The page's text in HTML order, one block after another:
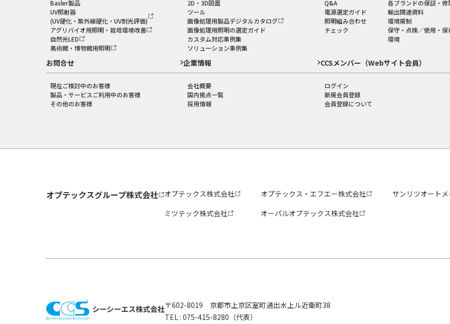
Basler製品
UV照射器
(UV硬化・紫外線硬化・UV耐光評価)
アグリバイオ用照明・栽培環境改善
自然光LED
美術館・博物館用照明
2D・3D図面
ツール
画像処理用製品デジタルカタログ
画像処理用照明の選定ガイド
カスタム対応事例集
ソリューション事例集
Q&A
電源選定ガイド
照明組み合わせ
チェック
各ブランドの保証・修
輸出関連資料
環境規制
保守・点検／使用・保
環境
お問合せ
現在ご検討中のお客様
製品・サービスご利用中のお客様
その他のお客様
企業情報
会社概要
国内拠点一覧
採用情報
CCSメンバー（Webサイト会員）
ログイン
新規会員登録
会員登録について
オプテックスグループ株式会社 オプテックス株式会社 オプテックス・エフエー株式会社
サンリツオート
ミツテック株式会社
オーパルオプテックス株式会社
〒602-8019 京都市上京区室町通出水上ル近衛町38
TEL : 075-415-8280（代表）